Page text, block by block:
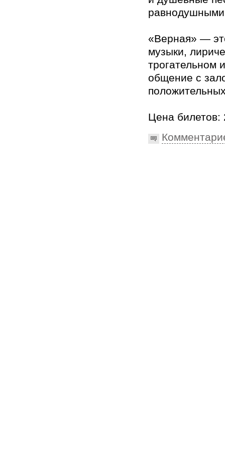
равнодушными
«Верная» —
музыки,
трогательном
общение с
Цена билетов: